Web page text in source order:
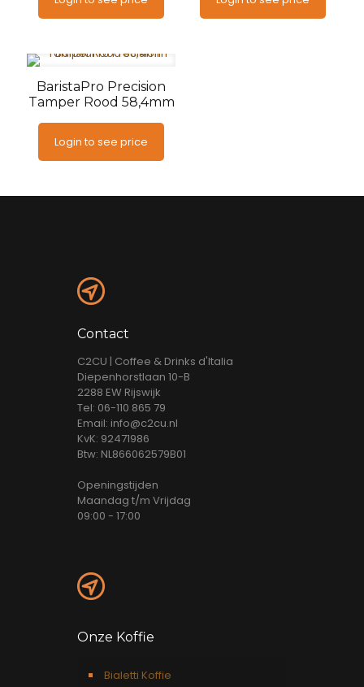
BaristaPro Precision
Tamper Rood 58,4mm
Login to see price
Contact
C2CU | Coffee & Drinks d'Italia
Diepenhorstlaan 10-B
2288 EW Rijswijk
Tel: 06-110 865 79
Email: info@c2cu.nl
KvK: 92471986
Btw: NL866062579B01
Openingstijden
Maandag t/m Vrijdag
09:00 - 17:00
Onze Koffie
Bialetti Koffie